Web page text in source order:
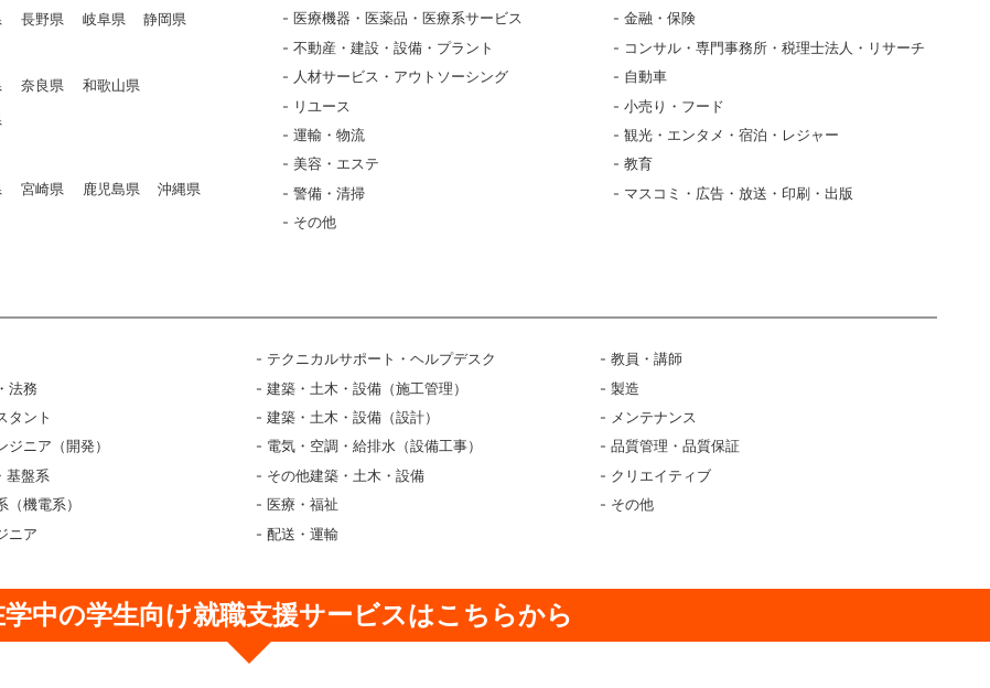
長野県 岐阜県
静岡県
奈良県 和歌山県
宮崎県 鹿児島県 沖縄県
医療機器・医薬品・医療系サービス
金融・保険
不動産・建設・設備・プラント
コンサル・専門事務所・税理士法人・リサーチ
人材サービス・アウトソーシング
自動車
リユース
小売り・フード
運輸・物流
観光・エンタメ・宿泊・レジャー
美容・エステ
教育
警備・清掃
マスコミ・広告・放送・印刷・出版
その他
法務
タント
ジニア（開発）
基盤系
（機電系）
ニア
テクニカルサポート・ヘルプデスク
建築・土木・設備（施工管理）
建築・土木・設備（設計）
電気・空調・給排水（設備工事）
その他建築・土木・設備
医療・福祉
配送・運輸
教員・講師
製造
メンテナンス
品質管理・品質保証
クリエイティブ
その他
中の学生向け就職支援サービスはこちらから